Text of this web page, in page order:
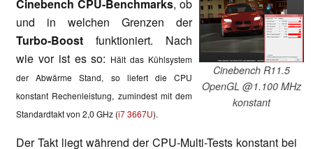
Cinebench R11.5
OpenGL @1.100 MHz
konstant
Cinebench CPU-Benchmarks, ob
und in welchen Grenzen der
Turbo-Boost funktioniert. Nach
wie vor ist es so: Hält das Kühlsystem
der Abwärme Stand, so liefert die CPU
konstant Rechenleistung, zumindest mit dem
Standardtakt von 2,0 GHz (i7 3667U).
Der Takt liegt während der CPU-Multi-Tests konstant bei